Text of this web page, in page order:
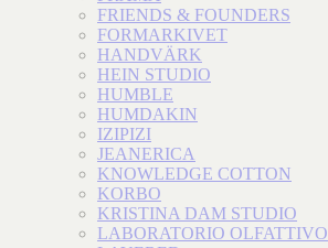
FRIENDS & FOUNDERS
FORMARKIVET
HANDVÄRK
HEIN STUDIO
HUMBLE
HUMDAKIN
IZIPIZI
JEANERICA
KNOWLEDGE COTTON
KORBO
KRISTINA DAM STUDIO
LABORATORIO OLFATTIVO